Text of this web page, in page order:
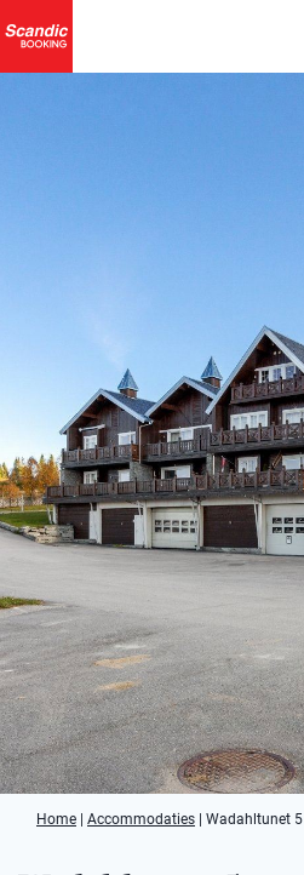
Home Accommodaties Wadahltunet 5